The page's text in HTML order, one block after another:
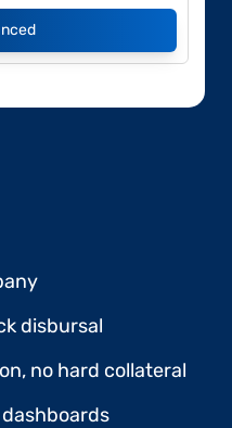
disbursal
no hard collateral